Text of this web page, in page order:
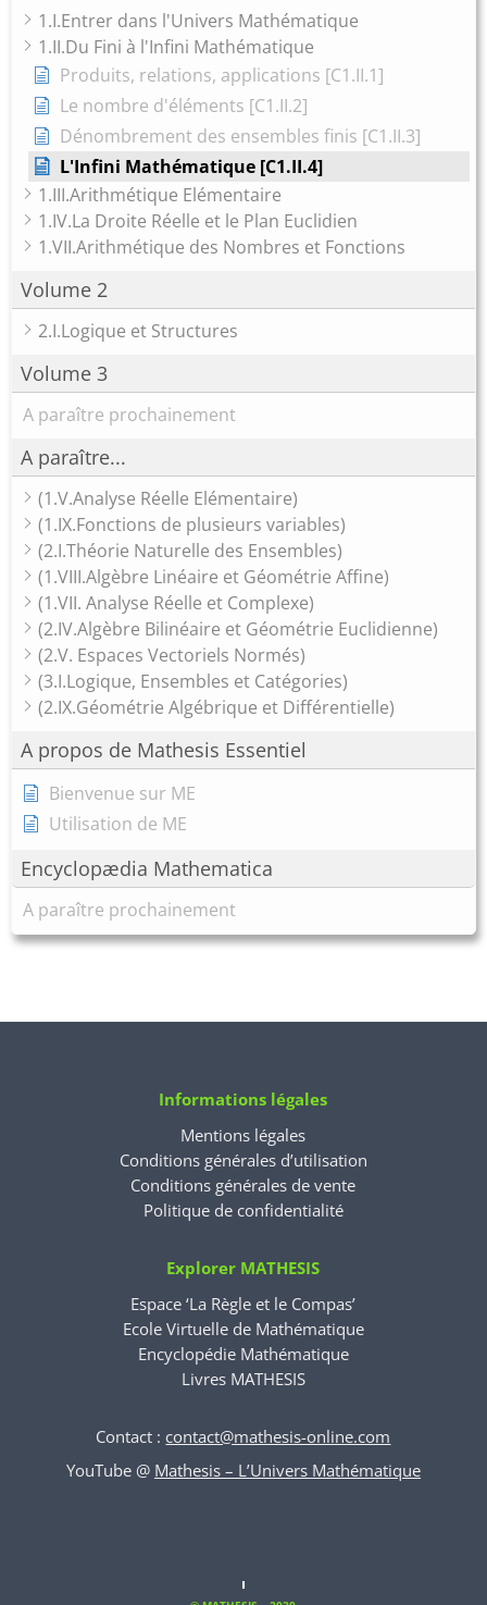
1.I.Entrer dans l'Univers Mathématique
1.II.Du Fini à l'Infini Mathématique
Produits, relations, applications [C1.II.1]
Le nombre d'éléments [C1.II.2]
Dénombrement des ensembles finis [C1.II.3]
L'Infini Mathématique [C1.II.4]
1.III.Arithmétique Elémentaire
1.IV.La Droite Réelle et le Plan Euclidien
1.VII.Arithmétique des Nombres et Fonctions
Volume 2
2.I.Logique et Structures
Volume 3
A paraître prochainement
A paraître...
(1.V.Analyse Réelle Elémentaire)
(1.IX.Fonctions de plusieurs variables)
(2.I.Théorie Naturelle des Ensembles)
(1.VIII.Algèbre Linéaire et Géométrie Affine)
(1.VII. Analyse Réelle et Complexe)
(2.IV.Algèbre Bilinéaire et Géométrie Euclidienne)
(2.V. Espaces Vectoriels Normés)
(3.I.Logique, Ensembles et Catégories)
(2.IX.Géométrie Algébrique et Différentielle)
A propos de Mathesis Essentiel
Bienvenue sur ME
Utilisation de ME
Encyclopædia Mathematica
A paraître prochainement
Informations légales
Mentions légales
Conditions générales d’utilisation
Conditions générales de vente
Politique de confidentialité
Explorer MATHESIS
Espace ‘La Règle et le Compas’
Ecole Virtuelle de Mathématique
Encyclopédie Mathématique
Livres MATHESIS
Contact : contact@mathesis-online.com
YouTube @ Mathesis – L’Univers Mathématique